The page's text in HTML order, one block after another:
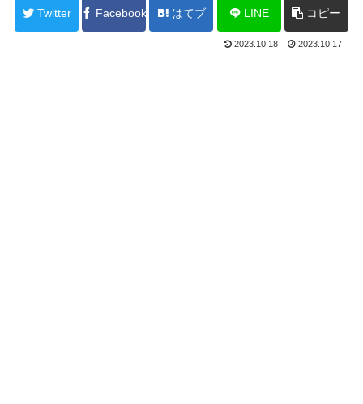
Twitter Facebook はてブ LINE コピー
2023.10.18 2023.10.17